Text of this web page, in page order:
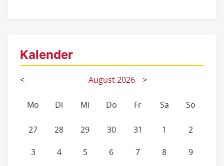
Kalender
< August2026 >
Mo Di Mi Do Fr Sa So
27 28 29 30 31 1 2
3 4 5 6 7 8 9